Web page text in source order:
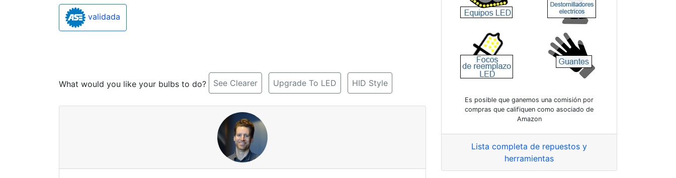
validada
What would you like your bulbs to do? See Clearer Upgrade To LED HID Style
Es posible que ganemos una comisión por
compras que califiquen como asociado de
Amazon
Lista completa de repuestos y
herramientas